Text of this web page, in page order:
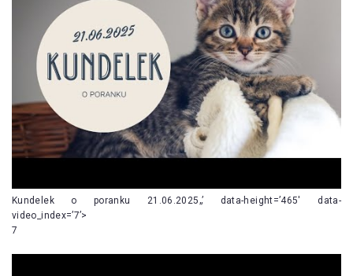
Kundelek o poranku 21.06.2025„’ data-height=’465′ data-
video_index=’7’>
7